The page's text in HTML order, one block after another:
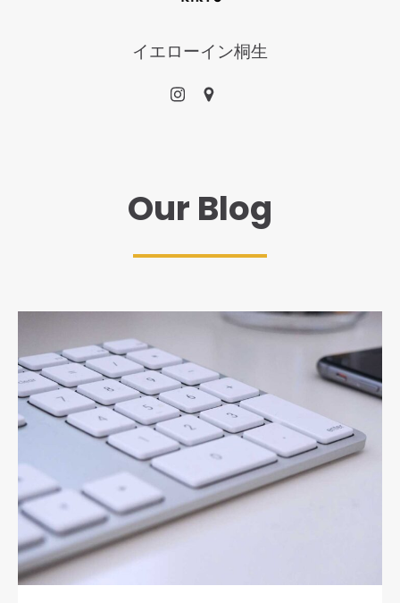
イエローイン桐生
Our Blog